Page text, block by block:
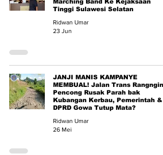
Marching Band Ke Kejaksaan
Tinggi Sulawesi Selatan
Ridwan Umar
23 Jun
JANJI MANIS KAMPANYE
MEMBUAL! Jalan Trans
Pencong Rusak Parah bak
Kubangan Kerbau, Pemerintah &
DPRD Gowa Tutup Mata?
Ridwan Umar
26 Mei